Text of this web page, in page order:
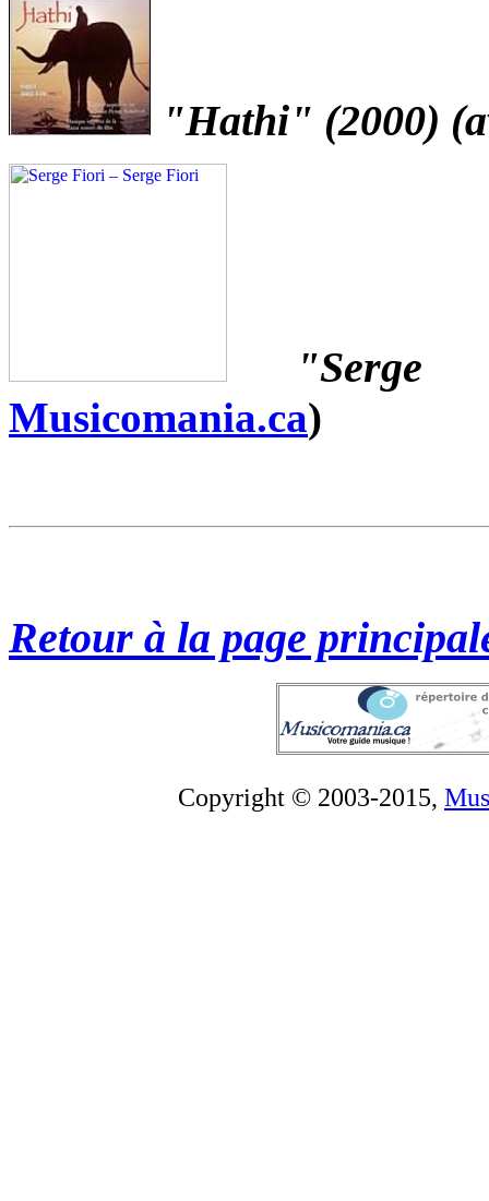
"Hathi" (2000)
Musicomania.ca)
Retour à la page
Copyright © 2003-2015,